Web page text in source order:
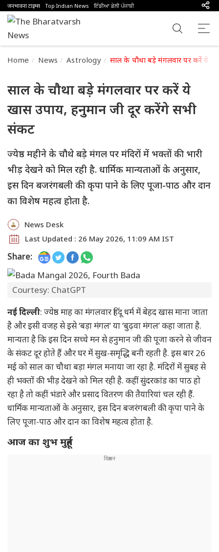
जनभावना टाइम्स Top Indian News ਇੰਡੀਆ ਡੇਲੀ ਪੰਜਾਬੀ
Home News Astrology साल के चौथा बड़े मंगलवार पर करें ये
साल के चौथा बड़े मंगलवार पर करें ये
खास उपाय, हनुमान जी दूर करेंगे सभी
संकट
ज्येष्ठ महीने के चौथे बड़े मंगल पर मंदिरों में भक्तों की भारी
भीड़ देखने को मिल रही है. धार्मिक मान्यताओं के अनुसार,
इस दिन बजरंगबली की कृपा पाने के लिए पूजा-पाठ और दान
का विशेष महत्व होता है.
News Desk
Last Updated : 26 May 2026, 11:09 AM IST
Share:
Courtesy: ChatGPT
नई दिल्ली: ज्येष्ठ माह का मंगलवार हिंदू धर्म में बेहद खास माना जाता
है और इसी वजह से इसे ‘बड़ा मंगल’ या ‘बुढ़वा मंगल’ कहा जाता है.
मान्यता है कि इस दिन सच्चे मन से हनुमान जी की पूजा करने से जीवन
के संकट दूर होते हैं और घर में सुख-समृद्धि बनी रहती है. इस बार 26
मई को साल का चौथा बड़ा मंगल मनाया जा रहा है. मंदिरों में सुबह से
ही भक्तों की भीड़ देखने को मिल रही है. कहीं सुंदरकांड का पाठ हो
रहा है तो कहीं भंडारे और प्रसाद वितरण की तैयारियां चल रही हैं.
धार्मिक मान्यताओं के अनुसार, इस दिन बजरंगबली की कृपा पाने के
लिए पूजा-पाठ और दान का विशेष महत्व होता है.
आज का शुभ मुहूर्त